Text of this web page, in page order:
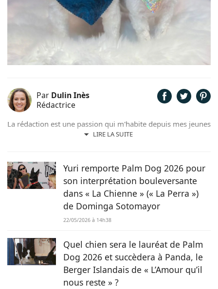
Par Dulin Inès
Rédactrice
LIRE LA SUITE
La rédaction est une passion qui m'habite depuis mes jeunes
années. Férue de poésie et de littérature, il m'arrivait de
rédaction web et ainsi faire de mon hobby, un métier !
Yuri remporte Palm Dog 2026 pour
son interprétation bouleversante
dans « La Chienne » (« La Perra »)
de Dominga Sotomayor
22/05/2026 à 14h38
Quel chien sera le lauréat de Palm
Dog 2026 et succèdera à Panda, le
Berger Islandais de « L’Amour qu’il
nous reste » ?